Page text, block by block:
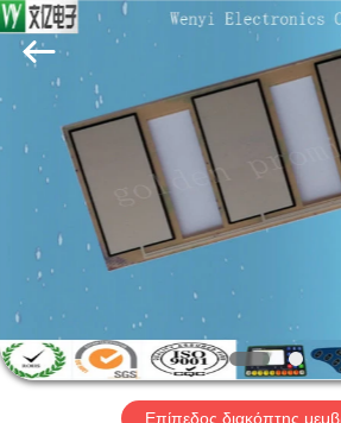
ΣΠΊΤΙ
ΠΡΟΪΌΝΤΑ
ΠΕΡΊΠΟΥ
ΕΜΕΊΣ
ΓΎΡΟΣ
Jinyuanhang
Electronic
Technology
Co.,
Reserved.
Επίπεδος διακόπτης